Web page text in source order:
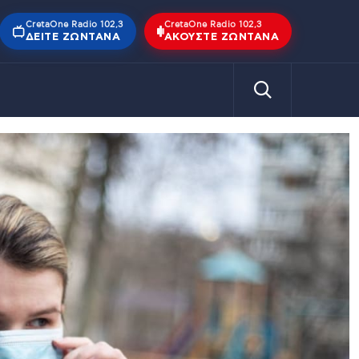
CretaOne Radio 102,3
ΔΕΊΤΕ ΖΩΝΤΑΝΆ
CretaOne Radio 102,3
ΑΚΟΎΣΤΕ ΖΩΝΤΑΝΆ